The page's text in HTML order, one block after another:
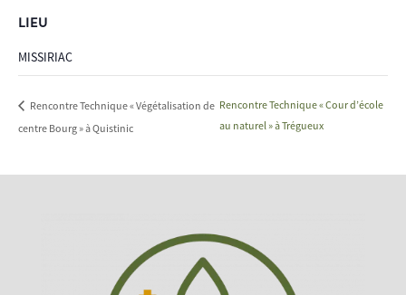
LIEU
MISSIRIAC
Rencontre Technique « Végétalisation de
centre Bourg » à Quistinic
Rencontre Technique « Cour d’école
au naturel » à Trégueux